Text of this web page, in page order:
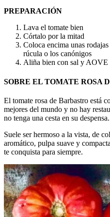
PREPARACIÓN
Lava el tomate bien
Córtalo por la mitad
Coloca encima unas
rúcula o los canónigos
Aliña bien con sal y AOVE
SOBRE EL TOMATE ROSA
El tomate rosa de Barbastro está
mejores del mundo y no hay
no tenga una cesta en su despensa.
Suele ser hermoso a la vista, de
aromático, pulpa suave y
te conquista para siempre.